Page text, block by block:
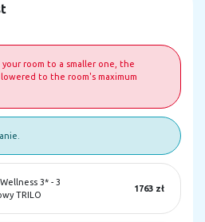
room to a smaller one, the
to the room's maximum
3* - 3
TRILO
1763 zł